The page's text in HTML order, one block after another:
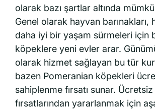
olarak bazı şartlar altında
Genel olarak hayvan barınakları,
daha iyi bir yaşam sürmeleri için
köpeklere yeni evler arar.
olarak hizmet sağlayan bu tür
bazen Pomeranian köpekleri
sahiplenme fırsatı sunar.
fırsatlarından yararlanmak için